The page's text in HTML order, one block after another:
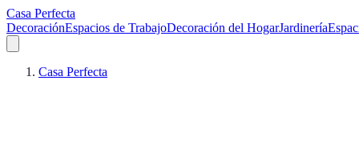
Casa Perfecta
DecoraciónEspacios de TrabajoDecoración del HogarJardinería
Casa Perfecta